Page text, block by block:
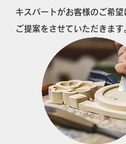
キスパートがお客様のご希望
ご提案をさせていただきます